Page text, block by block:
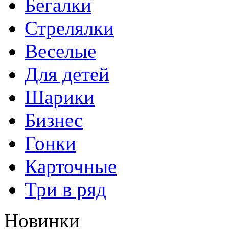
Бегалки
Стрелялки
Веселые
Для детей
Шарики
Бизнес
Гонки
Карточные
Три в ряд
Новинки